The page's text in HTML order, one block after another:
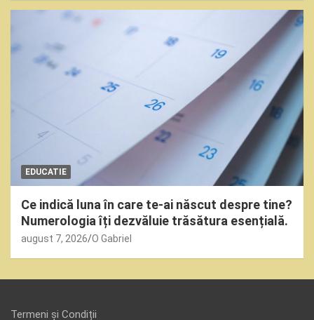
EDUCATIE
Ce indică luna în care te-ai născut despre tine?
Numerologia îți dezvăluie trăsătura esențială.
august 7, 2026 O Gabriel
Termeni și Condiții